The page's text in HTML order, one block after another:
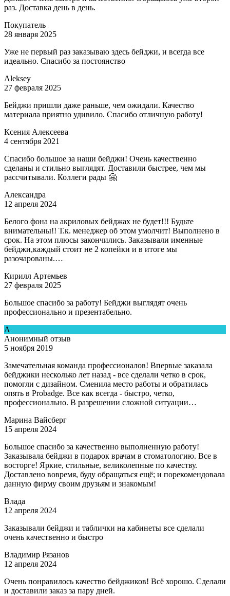
раз. Доставка день в день.
Покупатель
28 января 2025
Уже не первый раз заказываю здесь бейджи, и всегда все
идеально. Спасибо за постоянство
Aleksey
27 февраля 2025
Бейджи пришли даже раньше, чем ожидали. Качество
материала приятно удивило. Спасибо отличную работу!
Ксения Алексеева
4 сентября 2021
Спасибо большое за наши бейджи! Очень качественно
сделаны и стильно выглядят. Доставили быстрее, чем мы
рассчитывали. Коллеги рады 🤗
Александра
12 апреля 2024
Белого фона на акриловых бейджах не будет!!! Будьте
внимательны!! Т.к. менеджер об этом умолчит! Выполнено в
срок. На этом плюсы закончились. Заказывали именные
бейджи,каждый стоит не 2 копейки и в итоге мы
разочарованы.…
Кирилл Артемьев
27 февраля 2025
Большое спасибо за работу! Бейджи выглядят очень
профессионально и презентабельно.
А
Анонимный отзыв
5 ноября 2019
Замечательная команда профессионалов! Впервые заказала
бейджики несколько лет назад - все сделали четко в срок,
помогли с дизайном. Сменила место работы и обратилась
опять в Рrobadge. Все как всегда - быстро, четко,
профессионально. В разрешении сложной ситуации…
Марина Вайсберг
15 апреля 2024
Большое спасибо за качественно выполненную работу!
Заказывала бейджи в подарок врачам в стоматологию. Все в
восторге! Яркие, стильные, великолепные по качеству.
Доставлено вовремя, буду обращаться ещё; и порекомендовала
данную фирму своим друзьям и знакомым!
Влада
12 апреля 2024
Заказывали бейджи и таблички на кабинеты все сделали
очень качественно и быстро
Владимир Рязанов
12 апреля 2024
Очень понравилось качество бейджиков! Всё хорошо. Сделали
и доставили заказ за пару дней.